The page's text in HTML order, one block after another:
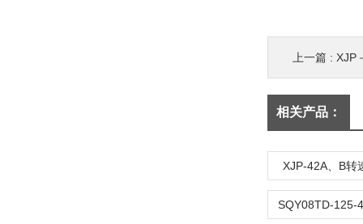
上一篇 : XJP
相关产品：
XJP-42A、B转